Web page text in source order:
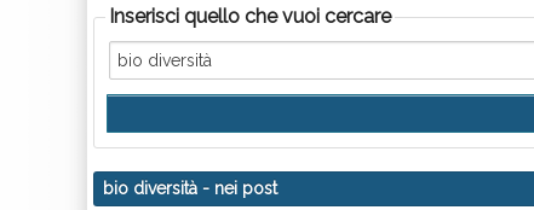
Inserisci quello che vuoi cercare
bio diversità - nei post